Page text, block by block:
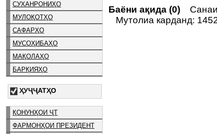
СУХАНРОНИҲО
МУЛОҚОТҲО
САФАРҲО
МУСОҲИБАҲО
МАҚОЛАҲО
БАРҚИЯҲО
ҲУҶҶАТҲО
ҚОНУНҲОИ ҶТ
ФАРМОНҲОИ ПРЕЗИДЕНТ
Баёни ақида (0)
Мутолиа карданд: